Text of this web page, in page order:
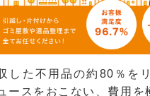
した不用品の約80％を
ースをおこない、費用